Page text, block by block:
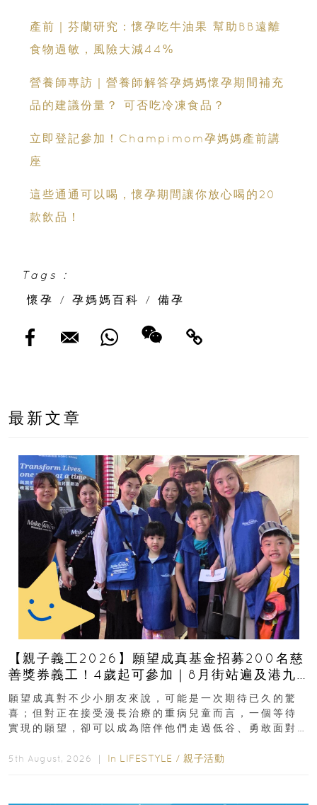
產前｜芬蘭研究：懷孕吃牛油果 幫助BB遠離
食物過敏，風險大減44%
營養師專訪｜營養師解答孕媽媽懷孕期間補充
品的建議份量？ 可否吃冷凍食品？
立即登記參加！Champimom孕媽媽產前講
座
這些通通可以喝，懷孕期間讓你放心喝的20
款飲品！
Tags :
懷孕
/ 孕媽媽百科 / 備孕
最新文章
【親子義工2026】願望成真基金招募200名慈
善獎券義工！4歲起可參加｜8月街站遍及港九
新界
願望成真對不少小朋友來說，可能是一次期待已久的驚
喜；但對正在接受漫長治療的重病兒童而言，一個等待
實現的願望，卻可以成為陪伴他們走過低谷、勇敢面對
5th August, 2026 ｜ In LIFESTYLE / 親子活動